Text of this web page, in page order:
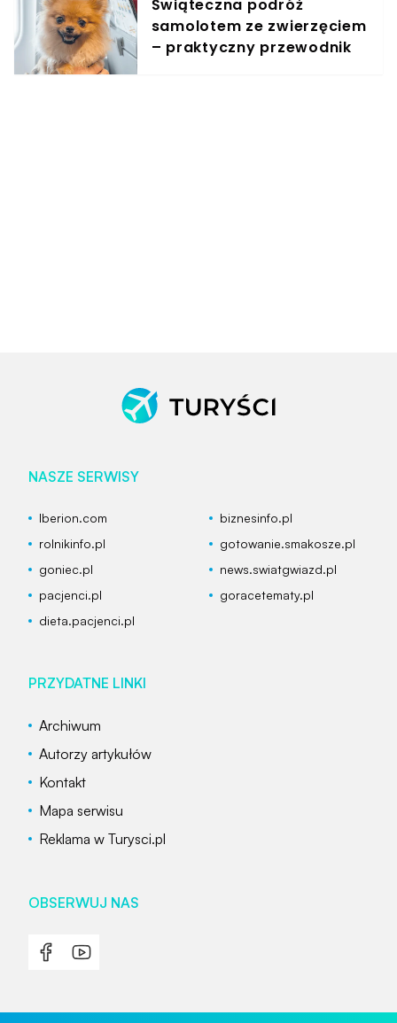
Świąteczna podróż
samolotem ze zwierzęciem
– praktyczny przewodnik
NASZE SERWISY
Iberion.com
biznesinfo.pl
rolnikinfo.pl
gotowanie.smakosze.pl
goniec.pl
news.swiatgwiazd.pl
pacjenci.pl
goracetematy.pl
dieta.pacjenci.pl
PRZYDATNE LINKI
Archiwum
Autorzy artykułów
Kontakt
Mapa serwisu
Reklama w Turysci.pl
OBSERWUJ NAS